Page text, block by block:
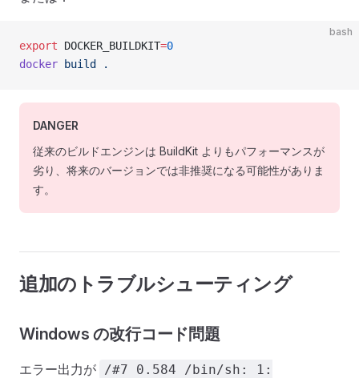
bash
export DOCKER_BUILDKIT=0
docker build .
DANGER
従来のビルドエンジンは BuildKit よりもパフォーマンスが
劣り、将来のバージョンでは非推奨になる可能性がありま
す。
追加のトラブルシューティング
Windows の改行コード問題
エラー出力が /#7 0.584 /bin/sh: 1: